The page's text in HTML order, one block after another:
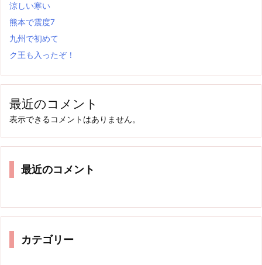
涼しい寒い
熊本で震度7
九州で初めて
ク王も入ったぞ！
最近のコメント
表示できるコメントはありません。
最近のコメント
カテゴリー